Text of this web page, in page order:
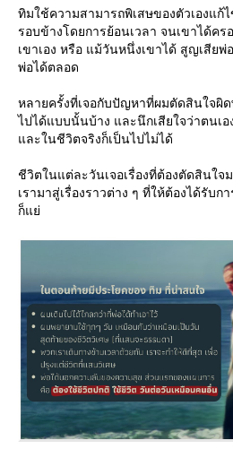
ทิมใช้ความสามารถพิเสษของตัวเองแก้
รอบข้างโดยการย้อนเวลา จนเขาได้ค
เขาเอง หรือ แม้วันหนึ่งเขาได้ สูญเสียพ่
พ่อได้ตลอด
หลายครั้งที่เจอกับปัญหาที่ผมตัดสินใจผิ
ไปได้แบบนั้นบ้าง และนึกเสียใจว่าตนเ
ละในชีวิตจริงก็เป็นไปไม่ได้
ชีวิตในแต่ละวันเจอเรื่องที่ต้องตัดสินใ
เรามาสู่เรื่องราวต่าง ๆ ที่ให้ต้องได้รับก
ก็แย่